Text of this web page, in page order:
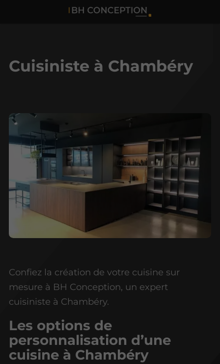
Cuisiniste à Chambéry
Confiez la création de votre cuisine sur
mesure à BH Conception, un expert
cuisiniste à Chambéry.
Les options de
personnalisation d’une
cuisine à Chambéry